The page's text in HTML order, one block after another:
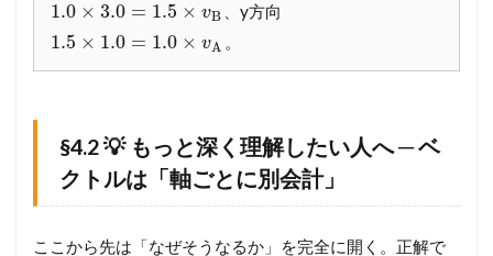
の
直
運
動
量
を
成
1.0 × 3.0 = 1.5 × vB 、y方向
1.5 × 1.0 = 1.0 × vA 。
§4.2 💡 もっと深く理解したい人へ ─ ベ
クトルは「軸ごとに別会計」
ここから先は「なぜそうなるか」を完全に開く。正解で